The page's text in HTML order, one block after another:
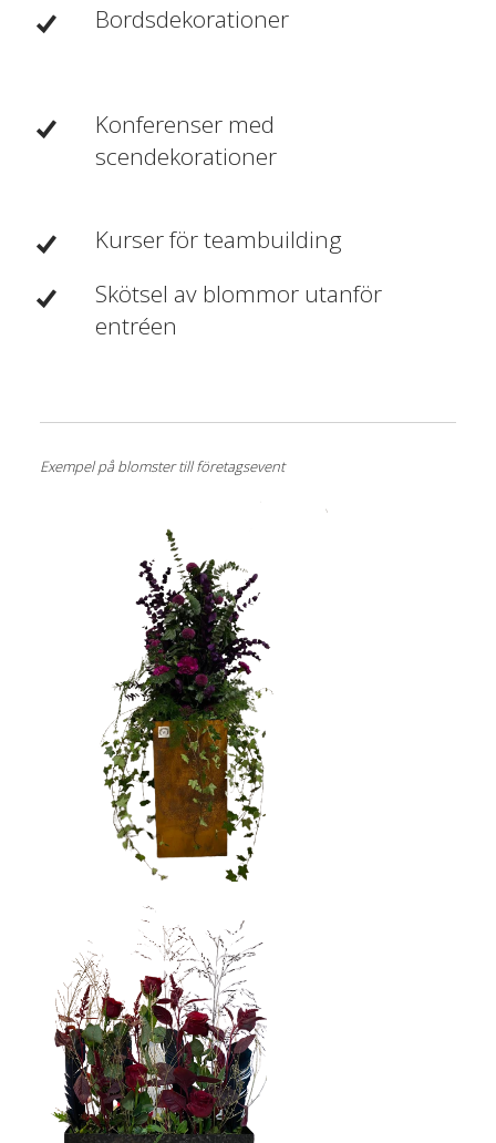
Bordsdekorationer
Konferenser med
scendekorationer
Kurser för teambuilding
Skötsel av blommor utanför
entréen
Exempel på blomster till företagsevent